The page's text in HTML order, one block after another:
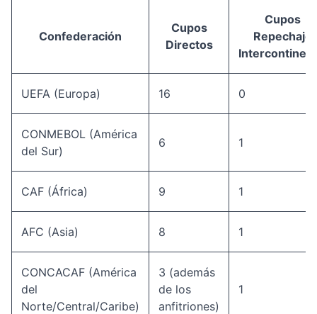
Confederación
Cupos
Directos
Cupos
Repechaje
UEFA (Europa) 16 0
CONMEBOL (América
del Sur)
6 1
CAF (África) 9 1
AFC (Asia) 8 1
CONCACAF (América
del
Norte/Central/Caribe)
3 (además
de los
anfitriones)
1